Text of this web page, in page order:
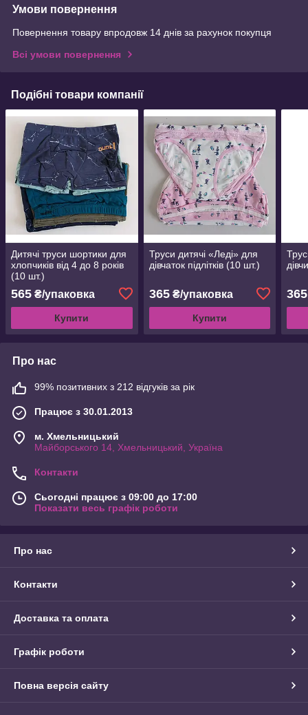
Умови повернення
Повернення товару впродовж 14 днів за рахунок покупця
Всі умови повернення
Подібні товари компанії
Дитячі труси шортики для
хлопчиків від 4 до 8 років
(10 шт.)
565 ₴/упаковка
Купити
Труси дитячі «Леді» для
дівчаток підлітків (10 шт.)
365₴/упаковка
Купити
365
Про нас
99% позитивних з 212 відгуків за рік
Працює з 30.01.2013
м. Хмельницький
Майборського 14, Хмельницький, Україна
Контакти
Сьогодні працює з 09:00 до 17:00
Показати весь графік роботи
Про нас
Контакти
Доставка та оплата
Графік роботи
Повна версія сайту